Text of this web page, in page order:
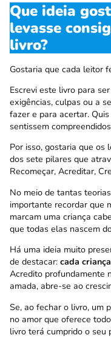
Que ideia
levasse
livro?
Gostaria que cada leitor
Escrevi este livro para
exigências, culpas ou a
fazer e para acertar.
sentissem
Por isso, gostaria que os
dos sete pilares que
Recomeçar, Acreditar,
No meio de tantas
importante recordar que
marcam uma criança
que todas elas nascem
Há uma ideia muito
de destacar: cada
Acredito profundamente
amada, abre-se ao
Se, ao fechar o livro, um
no amor que oferece
livro terá cumprido o seu